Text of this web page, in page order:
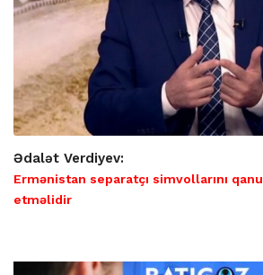
Ədalət Verdiyev:
Ermənistan separatçı simvollarını
etməlidir